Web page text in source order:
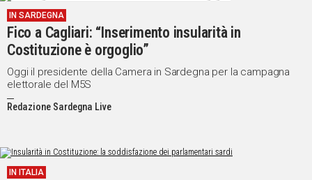
IN SARDEGNA
Fico a Cagliari: “Inserimento insularità in
Costituzione è orgoglio”
Oggi il presidente della Camera in Sardegna per la campagna
elettorale del M5S
Redazione Sardegna Live
IN ITALIA